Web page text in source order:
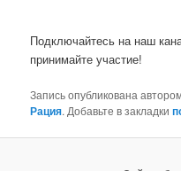
Подключайтесь на наш
принимайте участие!
Запись опубликована
Рация. Добавьте в закладки